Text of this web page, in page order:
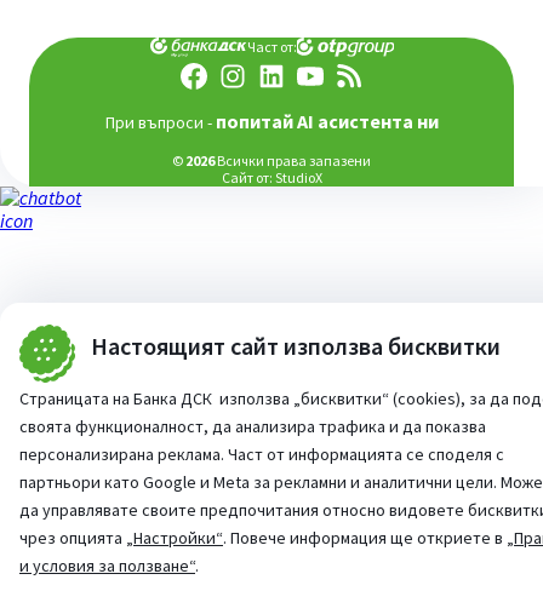
Настоящият сайт използва бисквитки
Страницата на Банка ДСК използва „бисквитки“ (cookies), за да
своята функционалност, да анализира трафика и да показва
персонализирана реклама. Част от информацията се споделя с
партньори като Google и Meta за рекламни и аналитични цели.
да управлявате своите предпочитания относно видовете
чрез опцията „Настройки“. Повече информация ще откриете в
и условия за ползване“.
Част от:
При въпроси - попитай AI асистента ни
© 2026Всички права запазени
Сайт от: StudioX